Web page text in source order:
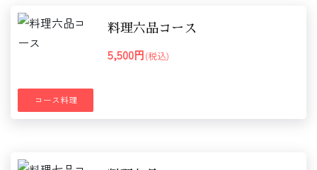
コース料理
料理六品コース
5,500円(税込)